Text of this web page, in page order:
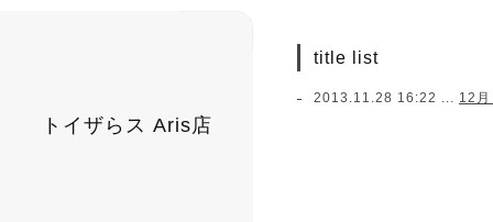
トイザらス Aris店
title list
2013.11.28 16:22 ... 12